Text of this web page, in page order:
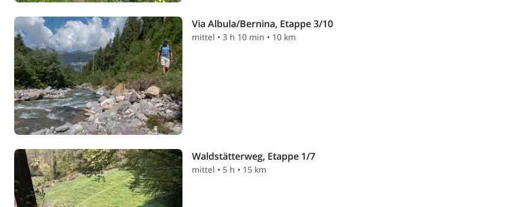
Via Albula/Bernina, Etappe 3/10
mittel • 3 h 10 min • 10 km
Waldstätterweg, Etappe 1/7
mittel • 5 h • 15 km